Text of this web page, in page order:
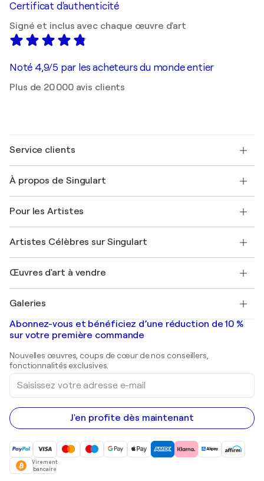
Certificat d'authenticité
Signé et inclus avec chaque œuvre d'art
Noté 4,9/5 par les acheteurs du monde entier
Plus de 20 000 avis clients
Service clients
Expédition
Offrir une carte cadeau
Rejoignez notre programme commercial
Mon compte
+33 1 76 44 06 42
À propos de Singulart
FAQ
Magazine Singulart
Emplois
Découvrez une sélection d'art original
Pour les Artistes
Se connecter en tant qu'Artiste
Artistes Célèbres sur Singulart
Marc Chagall
Banksy
Mr. Brainwash
Shepard Fairey
Œuvres d'art à vendre
Tableaux abstraits à vendre
Peintures de paysage
Estampes
Peintures acryliques
Galeries
Galeries d'art en France
Galeries d'art en Belgique
Abonnez-vous et bénéficiez d’une réduction de 10 %
sur votre première commande
Nouvelles œuvres, coups de cœur de nos conseillers,
fonctionnalités exclusives.
Saisissez
votre
adresse
e-
mail
J'en profite dès maintenant
Virement
bancaire